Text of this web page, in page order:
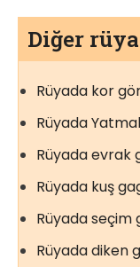
Diğer
Rüyada kor
Rüyada
Rüyada evrak
Rüyada kuş
Rüyada seçim
Rüyada diken